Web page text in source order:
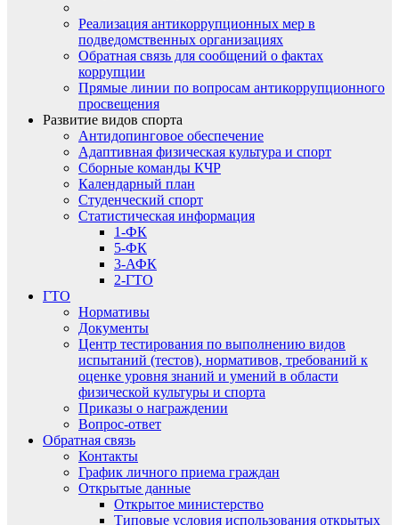
Реализация антикоррупционных мер в
подведомственных организациях
Обратная связь для сообщений о фактах
коррупции
Прямые линии по вопросам антикоррупционного
просвещения
Развитие видов спорта
Антидопинговое обеспечение
Адаптивная физическая культура и спорт
Сборные команды КЧР
Календарный план
Студенческий спорт
Статистическая информация
1-ФК
5-ФК
3-АФК
2-ГТО
ГТО
Нормативы
Документы
Центр тестирования по выполнению видов
испытаний (тестов), нормативов, требований к
оценке уровня знаний и умений в области
физической культуры и спорта
Приказы о награждении
Вопрос-ответ
Обратная связь
Контакты
График личного приема граждан
Открытые данные
Открытое министерство
Типовые условия использования открытых